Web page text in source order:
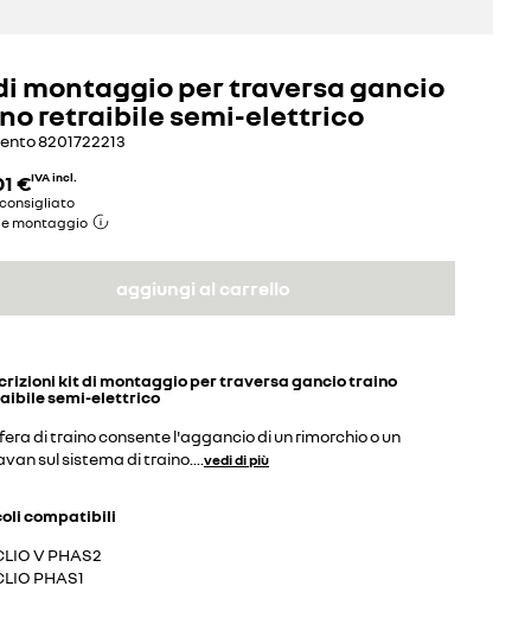
montaggio per traversa gancio
retraibile semi-elettrico
8201722213
€IVA incl.
montaggio
aggiungi al carrello
kit di montaggio per traversa gancio traino
semi-elettrico
di traino consente l'aggancio di un rimorchio o un
sul sistema di traino.
vedi di più
compatibili
V PHAS2
PHAS1